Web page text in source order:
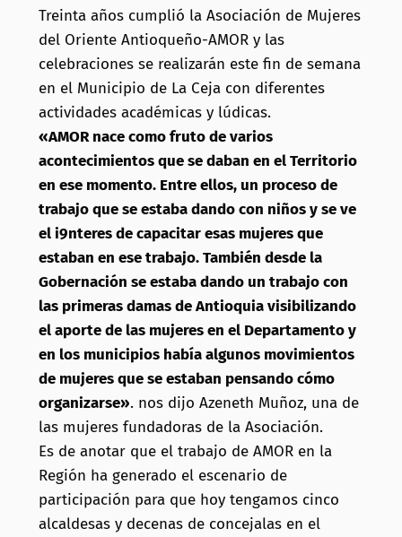
Treinta años cumplió la Asociación de Mujeres
del Oriente Antioqueño-AMOR y las
celebraciones se realizarán este fin de semana
en el Municipio de La Ceja con diferentes
actividades académicas y lúdicas.
«AMOR nace como fruto de varios
acontecimientos que se daban en el Territorio
en ese momento. Entre ellos, un proceso de
trabajo que se estaba dando con niños y se ve
el i9nteres de capacitar esas mujeres que
estaban en ese trabajo. También desde la
Gobernación se estaba dando un trabajo con
las primeras damas de Antioquia visibilizando
el aporte de las mujeres en el Departamento y
en los municipios había algunos movimientos
de mujeres que se estaban pensando cómo
organizarse». nos dijo Azeneth Muñoz, una de
las mujeres fundadoras de la Asociación.
Es de anotar que el trabajo de AMOR en la
Región ha generado el escenario de
participación para que hoy tengamos cinco
alcaldesas y decenas de concejalas en el